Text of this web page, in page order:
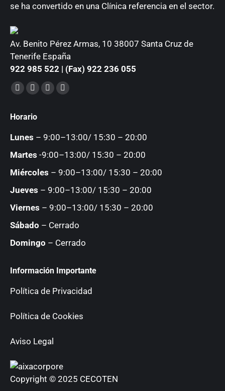
se ha convertido en una Clínica referencia en el sector.
Av. Benito Pérez Armas, 10 38007 Santa Cruz de
Tenerife España
922 985 522 | (Fax) 922 236 055
Encuéntranos en:
Facebook
opens
window
YouTube
opens
window
Instagram
in
window
Mail
in
window
Horario
Lunes – 9:00–13:00/ 15:30 – 20:00
Martes -9:00–13:00/ 15:30 – 20:00
Miércoles – 9:00–13:00/ 15:30 – 20:00
Jueves – 9:00–13:00/ 15:30 – 20:00
Viernes – 9:00–13:00/ 15:30 – 20:00
Sábado – Cerrado
Domingo – Cerrado
Información Importante
Política de Privacidad
Política de Cookies
Aviso Legal
Copyright © 2025 CECOTEN